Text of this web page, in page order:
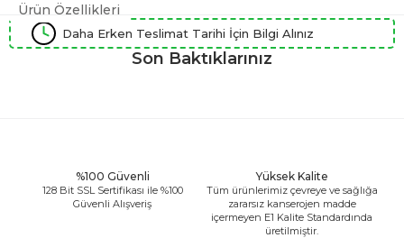
Ürün Özellikleri
Daha Erken Teslimat Tarihi İçin Bilgi Alınız
Son Baktıklarınız
%100 Güvenli
128 Bit SSL Sertifikası ile %100
Güvenli Alışveriş
Yüksek Kalite
Tüm ürünlerimiz çevreye ve sağlığa
zararsız kanserojen madde
içermeyen E1 Kalite Standardında
üretilmiştir.